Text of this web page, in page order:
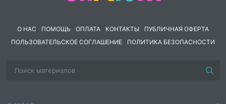
гимнастические брусья, футбольный мяч, ворота,
О НАС ПОМОЩЬ ОПЛАТА КОНТАКТЫ
ПУБЛИЧНАЯ ОФЕРТА
ПОЛЬЗОВАТЕЛЬСКОЕ СОГЛАШЕНИЕ
ПОЛИТИКА БЕЗОПАСНОСТИ